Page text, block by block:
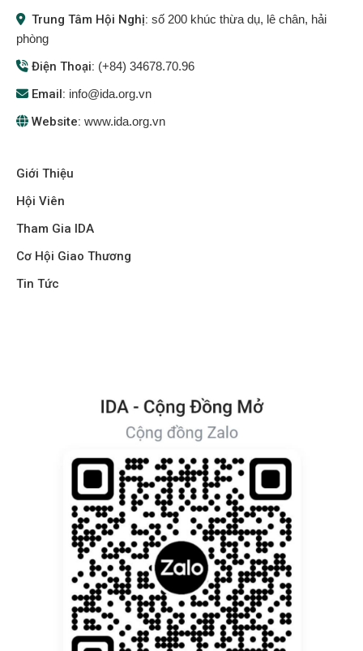
Trung Tâm Hội Nghị: số 200 khúc thừa dụ, lê chân, hải
phòng
Điện Thoại: (+84) 34678.70.96
Email: info@ida.org.vn
Website: www.ida.org.vn
Giới Thiệu
Hội Viên
Tham Gia IDA
Cơ Hội Giao Thương
Tin Tức